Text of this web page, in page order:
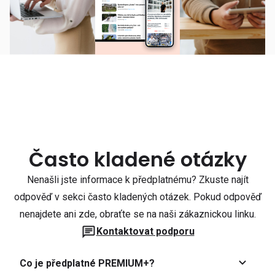
Často kladené otázky
Nenašli jste informace k předplatnému? Zkuste najít
odpověď v sekci často kladených otázek. Pokud odpověď
nenajdete ani zde, obraťte se na naši zákaznickou linku.
Kontaktovat podporu
Co je předplatné PREMIUM+?